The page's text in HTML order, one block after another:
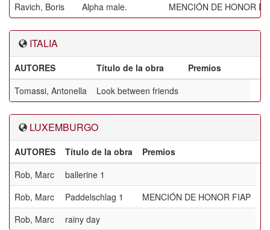
Ravich, Boris
Alpha male. MENCIÓN DE HONOR
ITALIA
AUTORES Título de la obra
Premios
Tomassi, Antonella
Look between friends
LUXEMBURGO
AUTORES Título de la obra
Premios
Rob, Marc
ballerine 1
Rob, Marc
Paddelschlag 1
MENCIÓN DE HONOR FIAP
Rob, Marc
rainy day